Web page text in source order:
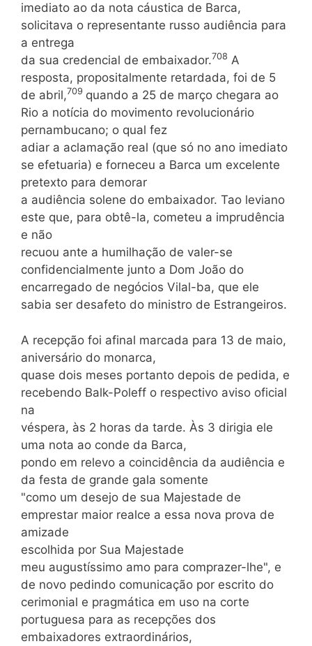
imediato ao da nota cáustica de Barca,
solicitava o representante russo audiência para
a entrega
da sua credencial de embaixador.708 A
resposta, propositalmente retardada, foi de 5
de abril,709 quando a 25 de março chegara ao
Rio a notícia do movimento revolucionário
pernambucano; o qual fez
adiar a aclamação real (que só no ano imediato
se efetuaria) e forneceu a Barca um excelente
pretexto para demorar
a audiência solene do embaixador. Tao leviano
este que, para obtê-la, cometeu a imprudência
e não
recuou ante a humilhação de valer-se
confidencialmente junto a Dom João do
encarregado de negócios Vilal-ba, que ele
sabia ser desafeto do ministro de Estrangeiros.
A recepção foi afinal marcada para 13 de maio,
aniversário do monarca,
quase dois meses portanto depois de pedida, e
recebendo Balk-Poleff o respectivo aviso oficial
na
véspera, às 2 horas da tarde. Às 3 dirigia ele
uma nota ao conde da Barca,
pondo em relevo a coincidência da audiência e
da festa de grande gala somente
"como um desejo de sua Majestade de
emprestar maior realce a essa nova prova de
amizade
escolhida por Sua Majestade
meu augustíssimo amo para comprazer-lhe", e
de novo pedindo comunicação por escrito do
cerimonial e pragmática em uso na corte
portuguesa para as recepções dos
embaixadores extraordinários,